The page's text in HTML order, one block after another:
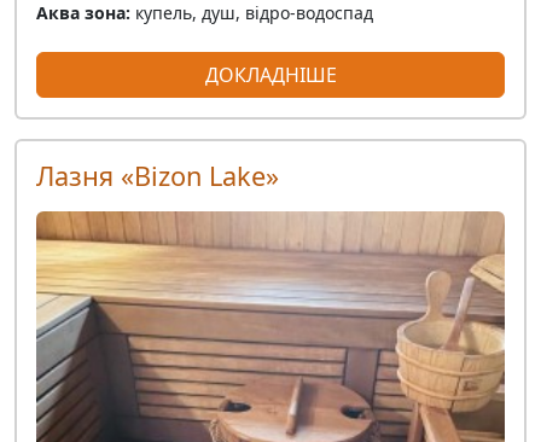
Аква зона: купель, душ, відро-водоспад
ДОКЛАДНІШЕ
Лазня «Bizon Lake»